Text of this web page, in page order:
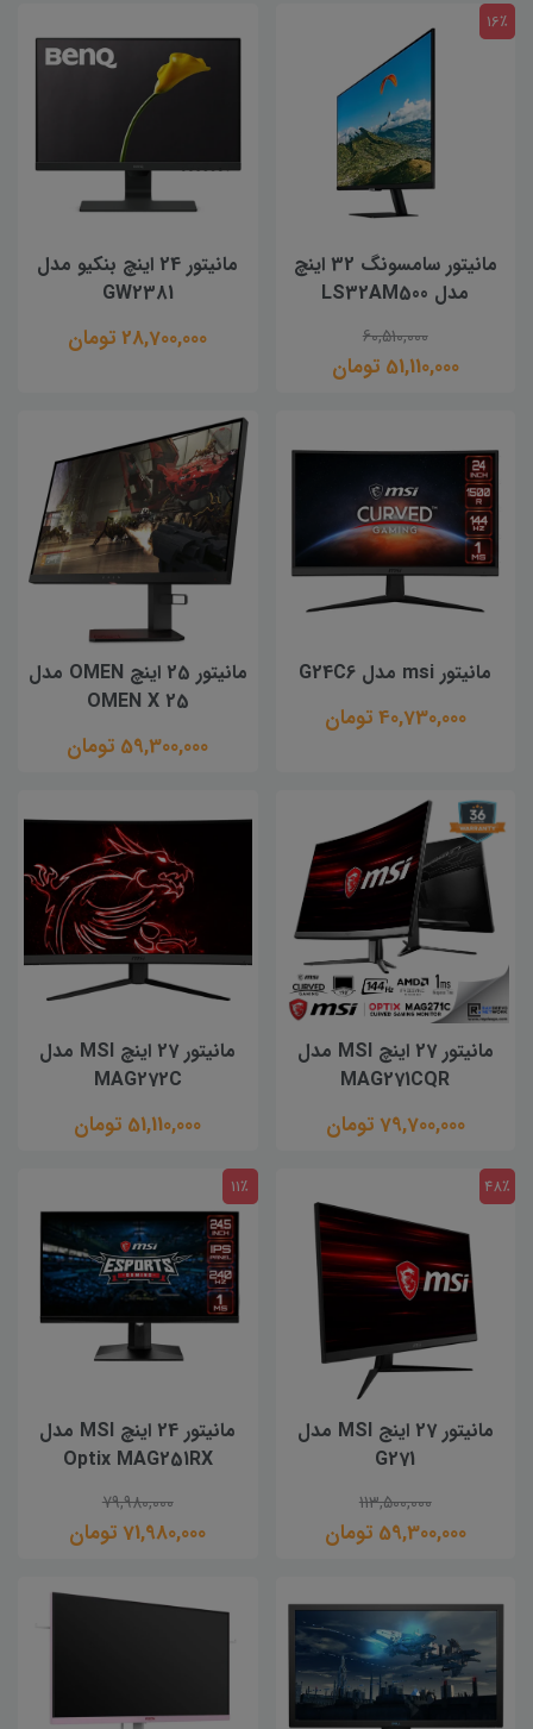
مانیتور سامسونگ 32 اینچ
مدل LS32AM500
60,510,000
51,110,000 تومان
16٪
مانیتور 24 اینچ بنکیو مدل
GW2381
28,700,000 تومان
مانیتور msi مدل G24C6
40,730,000 تومان
مانیتور 25 اینچ OMEN مدل
OMEN X 25
59,300,000 تومان
مانیتور 27 اینچ MSI مدل
MAG271CQR
79,700,000 تومان
مانیتور 27 اینچ MSI مدل
MAG272C
51,110,000 تومان
مانیتور 27 اینج MSI مدل
G271
113,500,000
59,300,000 تومان
48٪
مانیتور 24 اینچ MSI مدل
Optix MAG251RX
79,980,000
71,980,000 تومان
11٪